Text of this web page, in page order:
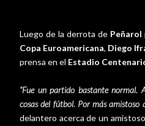
Luego de la derrota de Peñarol
Copa Euroamericana, Diego
prensa en el Estadio
“Fue un partido bastante normal.
cosas del fútbol. Por más amistoso
delantero acerca de un